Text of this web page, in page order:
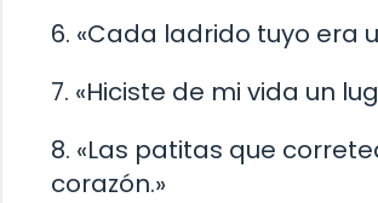
6. «Cada ladrido tuyo era
7. «Hiciste de mi vida un
8. «Las patitas que
corazón.»